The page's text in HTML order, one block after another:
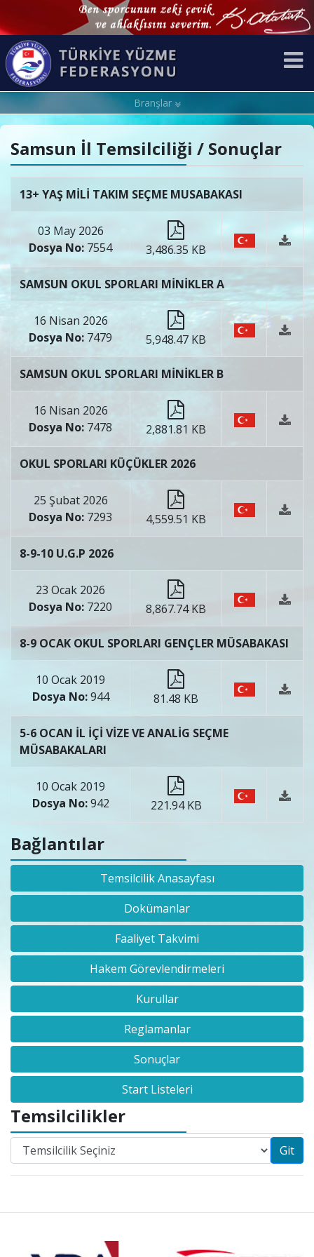
Branşlar
Samsun İl Temsilciliği / Sonuçlar
13+ YAŞ MİLİ TAKIM SEÇME MUSABAKASI
03 May 2026
Dosya No: 7554 3,486.35 KB
SAMSUN OKUL SPORLARI MİNİKLER A
16 Nisan 2026
Dosya No: 7479 5,948.47 KB
SAMSUN OKUL SPORLARI MİNİKLER B
16 Nisan 2026
Dosya No: 7478 2,881.81 KB
OKUL SPORLARI KÜÇÜKLER 2026
25 Şubat 2026
Dosya No: 7293 4,559.51 KB
8-9-10 U.G.P 2026
23 Ocak 2026
Dosya No: 7220 8,867.74 KB
8-9 OCAK OKUL SPORLARI GENÇLER MÜSABAKASI
10 Ocak 2019
Dosya No:944 81.48 KB
5-6 OCAN İL İÇİ VİZE VE ANALİG SEÇME
MÜSABAKALARI
10 Ocak 2019
Dosya No:942 221.94 KB
Bağlantılar
Temsilcilik Anasayfası
Dokümanlar
Faaliyet Takvimi
Hakem Görevlendirmeleri
Kurullar
Reglamanlar
Sonuçlar
Start Listeleri
Temsilcilikler
Git